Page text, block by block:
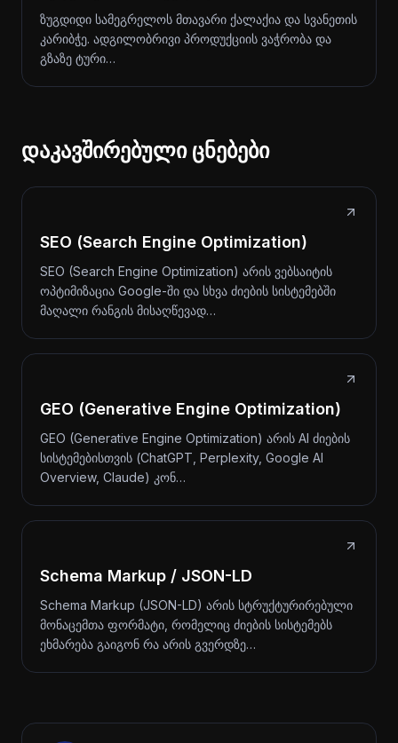
ზუგდიდი სამეგრელოს მთავარი ქალაქია და სვანეთის
კარიბჭე. ადგილობრივი პროდუქციის ვაჭრობა და
გზაზე ტური…
დაკავშირებული ცნებები
SEO (Search Engine Optimization)
SEO (Search Engine Optimization) არის ვებსაიტის
ოპტიმიზაცია Google-ში და სხვა ძიების სისტემებში
მაღალი რანგის მისაღწევად…
GEO (Generative Engine Optimization)
GEO (Generative Engine Optimization) არის AI ძიების
სისტემებისთვის (ChatGPT, Perplexity, Google AI
Overview, Claude) კონ…
Schema Markup / JSON-LD
Schema Markup (JSON-LD) არის სტრუქტურირებული
მონაცემთა ფორმატი, რომელიც ძიების სისტემებს
ეხმარება გაიგონ რა არის გვერდზე…